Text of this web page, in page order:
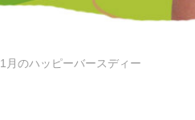
1月のハッピーバースディー